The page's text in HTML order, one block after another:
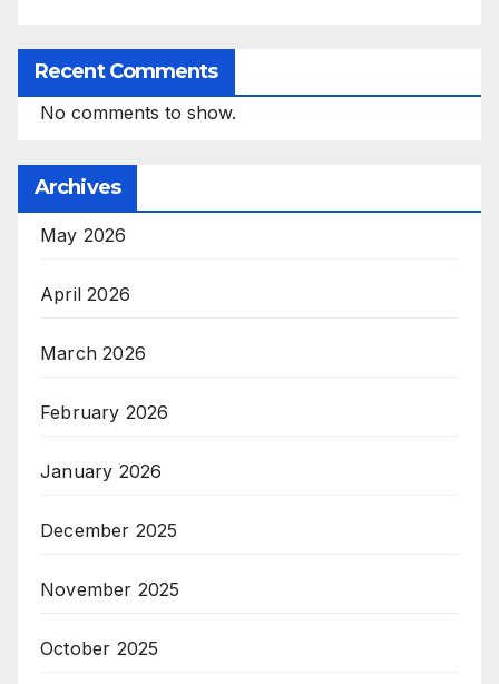
Recent Comments
No comments to show.
Archives
May 2026
April 2026
March 2026
February 2026
January 2026
December 2025
November 2025
October 2025